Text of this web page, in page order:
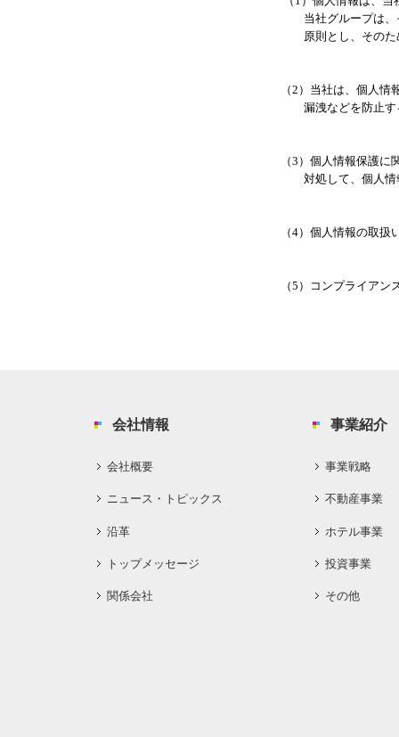
当社グループは、そ
原則とし、そのた
（2）当社は、個人
漏洩などを防止す
（3）個人情報保護
対処して、個人情
（4）個人情報の取
（5）コンプライア
会社情報
会社概要
ニュース・トピックス
沿革
トップメッセージ
関係会社
事業紹介
事業戦略
不動産事業
ホテル事業
投資事業
その他